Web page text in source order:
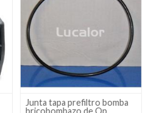
Tapa cestillo bricobombazo
de Qp